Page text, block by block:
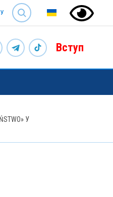
SEARCH
Вступ
У